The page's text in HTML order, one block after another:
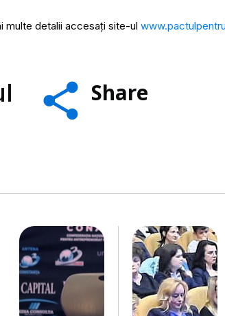
multe detalii accesați site-ul
Share